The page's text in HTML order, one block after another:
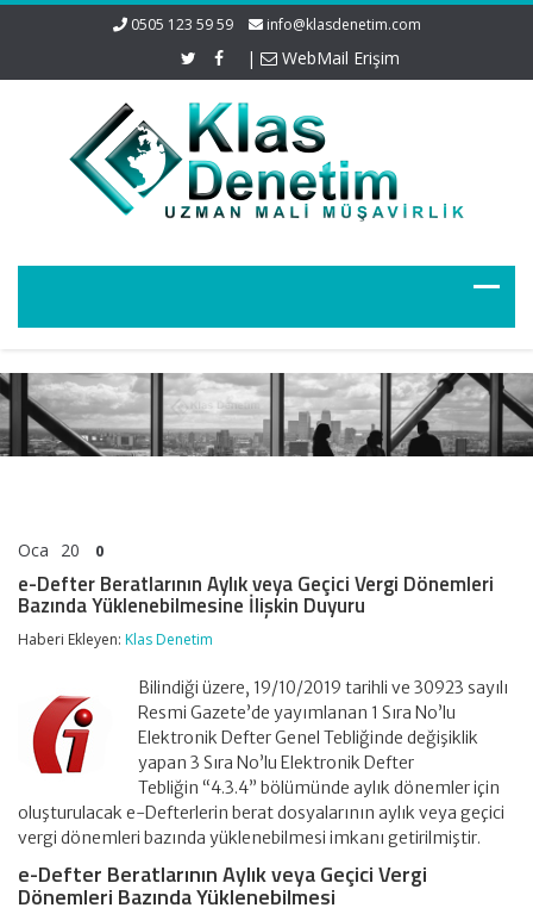
0505 123 59 59 info@klasdenetim.com
| WebMail Erişim
Oca 20 0
e-Defter Beratlarının Aylık veya Geçici Vergi Dönemleri
Bazında Yüklenebilmesine İlişkin Duyuru
Haberi Ekleyen: Klas Denetim
Bilindiği üzere, 19/10/2019 tarihli ve 30923 sayılı
Resmi Gazete’de yayımlanan 1 Sıra No’lu
Elektronik Defter Genel Tebliğinde değişiklik
yapan 3 Sıra No’lu Elektronik Defter
Tebliğin “4.3.4” bölümünde aylık dönemler için
oluşturulacak e-Defterlerin berat dosyalarının aylık veya geçici
vergi dönemleri bazında yüklenebilmesi imkanı getirilmiştir.
e-Defter Beratlarının Aylık veya Geçici Vergi
Dönemleri Bazında Yüklenebilmesi